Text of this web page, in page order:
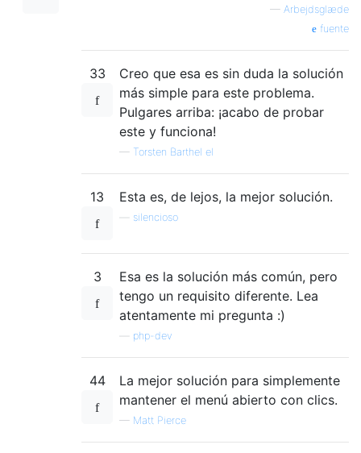
— Arbejdsglæde
fuente
33
Creo que esa es sin duda la solución
más simple para este problema.
Pulgares arriba: ¡acabo de probar
este y funciona!
— Torsten Barthel el
13 Esta es, de lejos, la mejor solución.
silencioso
3
Esa es la solución más común, pero
tengo un requisito diferente. Lea
atentamente mi pregunta :)
php-dev
44
La mejor solución para simplemente
mantener el menú abierto con clics.
— Matt Pierce